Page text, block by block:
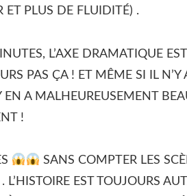
ET PLUS DE FLUIDITÉ) .
L’AXE DRAMATIQUE
PAS ÇA ! ET MÊME SI IL N’Y
A MALHEUREUSEMENT
!
SANS COMPTER LES
EST TOUJOURS